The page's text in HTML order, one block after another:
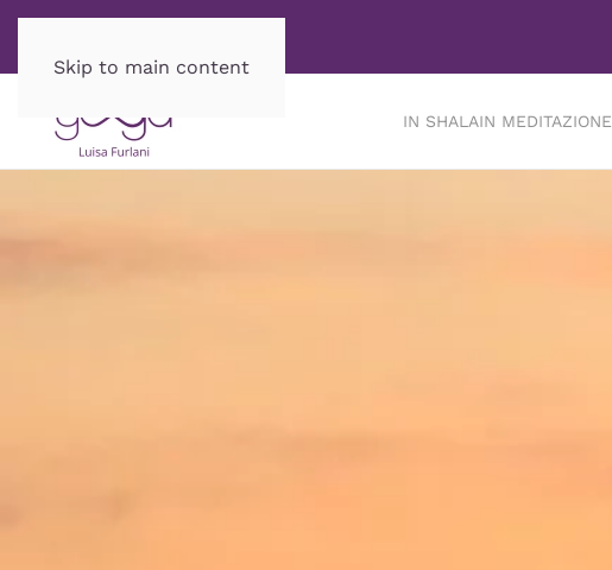
Skip to main content
IN SHALAIN MEDITAZIONE